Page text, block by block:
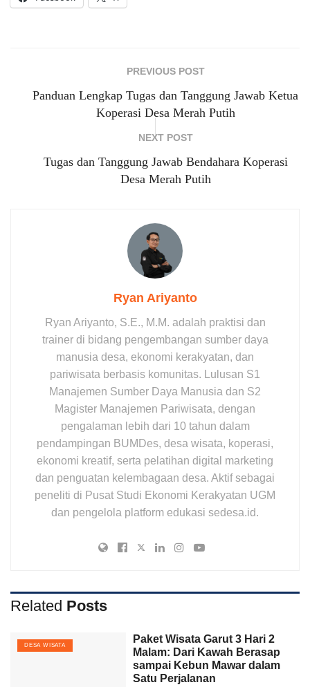
PREVIOUS POST
Panduan Lengkap Tugas dan Tanggung Jawab Ketua
Koperasi Desa Merah Putih
NEXT POST
Tugas dan Tanggung Jawab Bendahara Koperasi
Desa Merah Putih
Ryan Ariyanto
Ryan Ariyanto, S.E., M.M. adalah praktisi dan
trainer di bidang pengembangan sumber daya
manusia desa, ekonomi kerakyatan, dan
pariwisata berbasis komunitas. Lulusan S1
Manajemen Sumber Daya Manusia dan S2
Magister Manajemen Pariwisata, dengan
pengalaman lebih dari 10 tahun dalam
pendampingan BUMDes, desa wisata, koperasi,
ekonomi kreatif, serta pelatihan digital marketing
dan penguatan kelembagaan desa. Aktif sebagai
peneliti di Pusat Studi Ekonomi Kerakyatan UGM
dan pengelola platform edukasi sedesa.id.
Related Posts
DESA WISATA
Paket Wisata Garut 3 Hari 2
Malam: Dari Kawah Berasap
sampai Kebun Mawar dalam
Satu Perjalanan